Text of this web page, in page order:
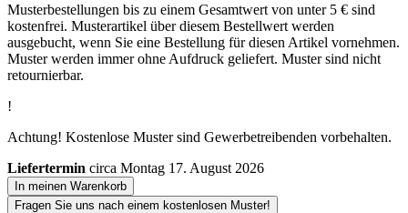
Musterbestellungen bis zu einem Gesamtwert von unter 5 € sind
kostenfrei. Musterartikel über diesem Bestellwert werden
ausgebucht, wenn Sie eine Bestellung für diesen Artikel vornehmen.
Muster werden immer ohne Aufdruck geliefert. Muster sind nicht
retournierbar.
!
Achtung! Kostenlose Muster sind Gewerbetreibenden vorbehalten.
Liefertermin circa Montag 17. August 2026
In meinen Warenkorb
Fragen Sie uns nach einem kostenlosen Muster!